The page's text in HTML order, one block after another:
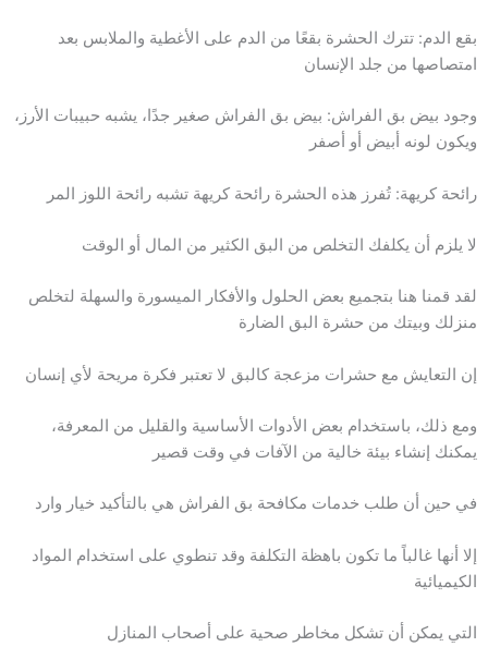
بقع الدم: تترك الحشرة بقعًا من الدم على الأغطية والملابس بعد
امتصاصها من جلد الإنسان
وجود بيض بق الفراش: بيض بق الفراش صغير جدًا، يشبه حبيبات الأرز،
ويكون لونه أبيض أو أصفر
رائحة كريهة: تُفرز هذه الحشرة رائحة كريهة تشبه رائحة اللوز المر
لا يلزم أن يكلفك التخلص من البق الكثير من المال أو الوقت
لقد قمنا هنا بتجميع بعض الحلول والأفكار الميسورة والسهلة لتخلص
منزلك وبيتك من حشرة البق الضارة
إن التعايش مع حشرات مزعجة كالبق لا تعتبر فكرة مريحة لأي إنسان
ومع ذلك، باستخدام بعض الأدوات الأساسية والقليل من المعرفة،
يمكنك إنشاء بيئة خالية من الآفات في وقت قصير
في حين أن طلب خدمات مكافحة بق الفراش هي بالتأكيد خيار وارد
إلا أنها غالباً ما تكون باهظة التكلفة وقد تنطوي على استخدام المواد
الكيميائية
التي يمكن أن تشكل مخاطر صحية على أصحاب المنازل